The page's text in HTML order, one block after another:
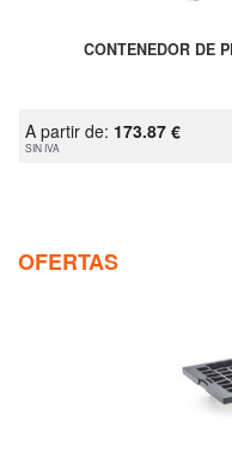
CONTENEDOR DE
A partir de: 173.87 €
SIN IVA
OFERTAS